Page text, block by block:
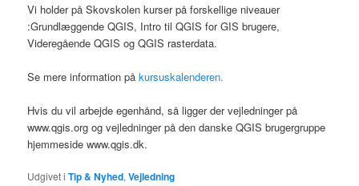
Vi holder på Skovskolen kurser på forskellige niveauer
:Grundlæggende QGIS, Intro til QGIS for GIS brugere,
Videregående QGIS og QGIS rasterdata.
Se mere information påkursuskalenderen.
Hvis du vil arbejde egenhånd, så ligger der vejledninger på
www.qgis.org og vejledninger på den danske QGIS brugergruppe
hjemmeside www.qgis.dk.
Udgivet i Tip & Nyhed,Vejledning